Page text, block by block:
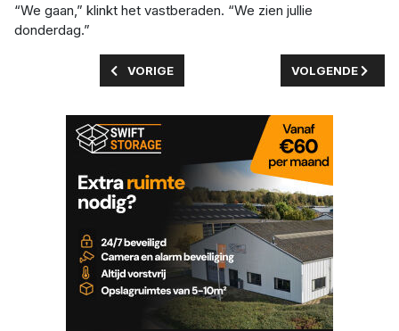
“We gaan,” klinkt het vastberaden. “We zien jullie
donderdag.”
VORIG ARTIKEL: BIG CHALLENGE MAAKT
VORIGE VOLGENDE
VOLGENDE